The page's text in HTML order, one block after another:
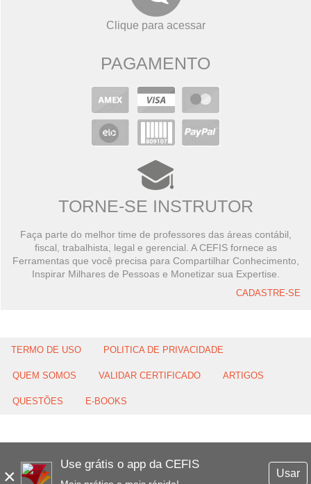
×
Use grátis o app da CEFIS
Usar
Clique para acessar
PAGAMENTO
TORNE-SE INSTRUTOR
Faça parte do melhor time de professores das áreas contábil,
fiscal, trabalhista, legal e gerencial. A CEFIS fornece as
Ferramentas que você precisa para Compartilhar Conhecimento,
Inspirar Milhares de Pessoas e Monetizar sua Expertise.
CADASTRE-SE
TERMO DE USO POLITICA DE PRIVACIDADE
QUEM SOMOS VALIDAR CERTIFICADO ARTIGOS
QUESTÕES E-BOOKS